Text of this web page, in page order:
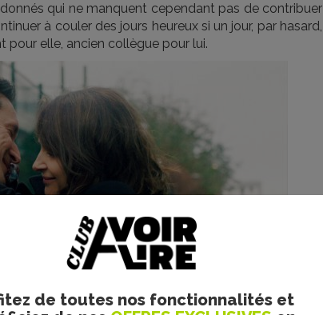
de toutes nos fonctionnalités et
qui ne manquent cependant pas de contribuer
à couler des jours heureux si un jour, par hasard,
pour elle, ancien collègue pour lui.